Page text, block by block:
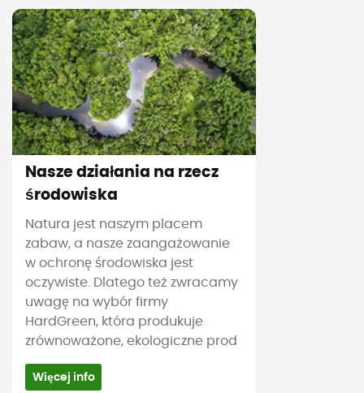
Nasze działania na rzecz
środowiska
Natura jest naszym placem
zabaw, a nasze zaangażowanie
w ochronę środowiska jest
oczywiste. Dlatego też zwracamy
uwagę na wybór firmy
HardGreen, która produkuje
zrównoważone, ekologiczne prod
Więcej info